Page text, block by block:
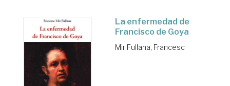
La enfermedad de
Francisco de Goya
Mir Fullana, Francesc